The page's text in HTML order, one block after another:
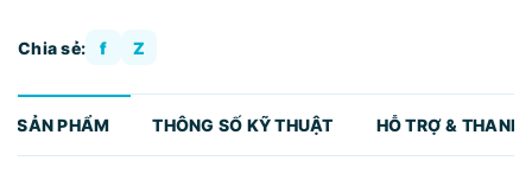
Chia sẻ: f Z
SẢN PHẨM THÔNG SỐ KỸ THUẬT HỖ TRỢ & THANH